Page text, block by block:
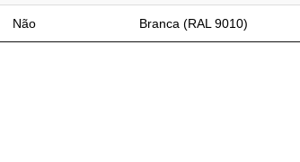
Não Branca (RAL 9010)